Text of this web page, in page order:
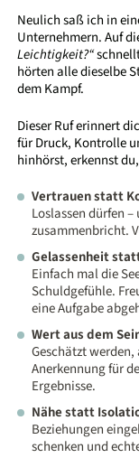
Neulich saß ich in
Unternehmern. Auf
Leichtigkeit?“
hörten alle dieselbe
dem Kampf.
Dieser Ruf erinnert
für Druck, Kontrolle
hinhörst, erkennst
Vertrauen statt
Loslassen dürfen
zusammenbricht.
Gelassenheit
Einfach mal die
Schuldgefühle.
eine Aufgabe
Wert aus dem
Geschätzt
Anerkennung für
Ergebnisse.
Nähe statt
Beziehungen
schenken und